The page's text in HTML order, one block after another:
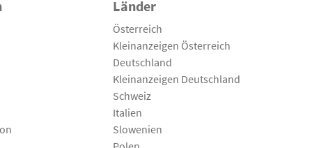
Länder
Österreich
Kleinanzeigen Österreich
Deutschland
Kleinanzeigen Deutschland
Schweiz
Italien
Slowenien